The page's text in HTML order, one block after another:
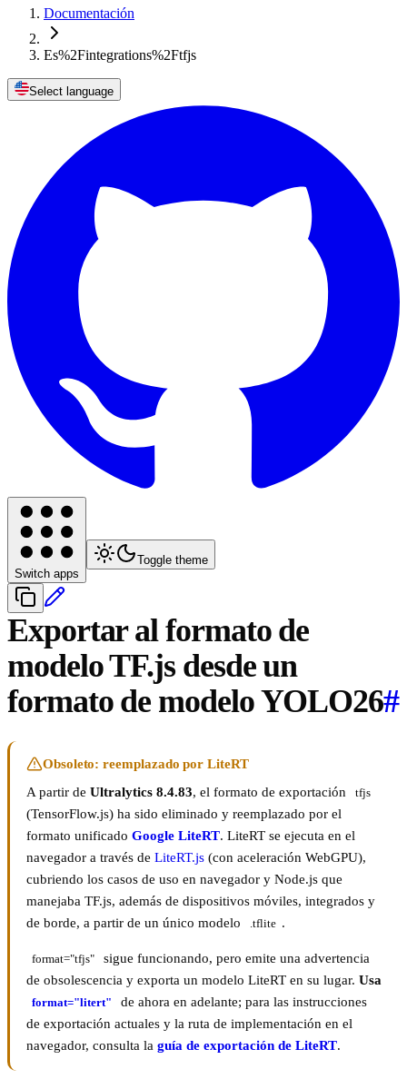
Documentación
Es%2Fintegrations%2Ftfjs
Select language
Switch apps
Toggle theme
Exportar al formato de
modelo TF.js desde un
formato de modelo YOLO26#
Obsoleto: reemplazado por LiteRT
A partir de Ultralytics 8.4.83, el formato de exportación tfjs
(TensorFlow.js) ha sido eliminado y reemplazado por el
formato unificado Google LiteRT. LiteRT se ejecuta en el
navegador a través de LiteRT.js (con aceleración WebGPU),
cubriendo los casos de uso en navegador y Node.js que
manejaba TF.js, además de dispositivos móviles, integrados y
de borde, a partir de un único modelo
.tflite .
format="tfjs"
sigue funcionando, pero emite una advertencia
de obsolescencia y exporta un modelo LiteRT en su lugar. Usa
format="litert"
de ahora en adelante; para las instrucciones
de exportación actuales y la ruta de implementación en el
navegador, consulta la guía de exportación de LiteRT.